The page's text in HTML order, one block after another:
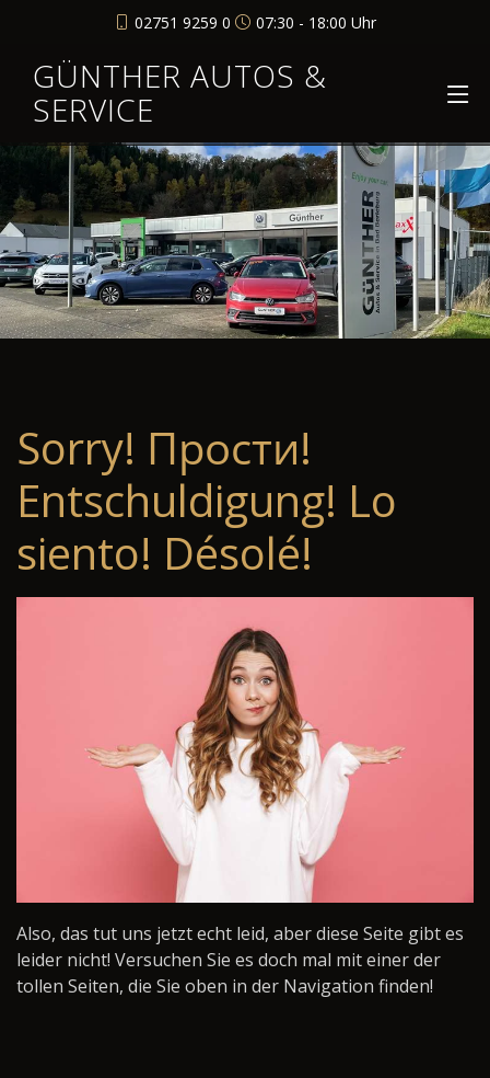
02751 9259 0 07:30 - 18:00 Uhr
GÜNTHER AUTOS &
SERVICE
Sorry! Прости!
Entschuldigung! Lo
siento! Désolé!
Also, das tut uns jetzt echt leid, aber diese Seite gibt es
leider nicht! Versuchen Sie es doch mal mit einer der
tollen Seiten, die Sie oben in der Navigation finden!